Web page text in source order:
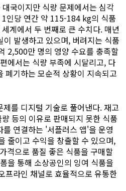
국이지만 식량 문제에서는 심각
인당 연간 약 115-184 kg의 식품
계에서 두 번째로 큰 수치다. 매년
발생하고 있으며, 버려지는 식품
2,500만 명의 영양 수요를 충족할
에서는 식량 부족에 시달리고, 다
폐기하는 모순적 상황이 지속되고
를 디지털 기술로 풀어낸다. 재고
등의 이유로 판매되지 못한 식품
연결하는 '서플러스 앱'을 운영
줄이고 수익을 창출할 수 있으며,
격으로 품질 좋은 식품을 구매할
을 통해 소상공인의 잉여 식품을
프라인 채널로 효율적으로 유통한